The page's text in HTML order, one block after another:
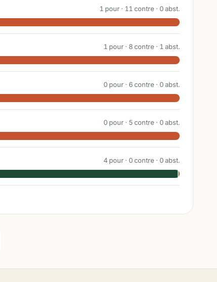
1 pour · 11 contre · 0abst.
1 pour · 8contre · 1 abst.
0 pour · 6contre · 0abst.
0 pour · 5contre · 0abst.
4 pour · 0contre · 0abst.